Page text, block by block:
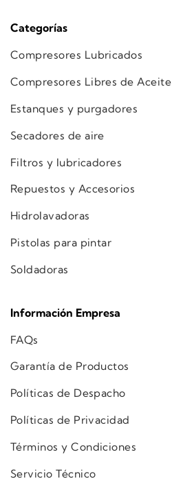
Categorías
Compresores Lubricados
Compresores Libres de Aceite
Estanques y purgadores
Secadores de aire
Filtros y lubricadores
Repuestos y Accesorios
Hidrolavadoras
Pistolas para pintar
Soldadoras
Información Empresa
FAQs
Garantía de Productos
Políticas de Despacho
Políticas de Privacidad
Términos y Condiciones
Servicio Técnico